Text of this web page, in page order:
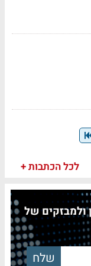
לכל הכתבות +
ולמבזקים של